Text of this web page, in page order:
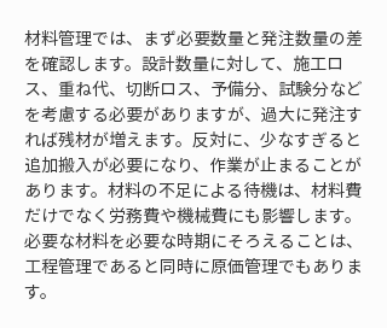
材料管理では、まず必要数量と発注数量の差
を確認します。設計数量に対して、施工ロ
ス、重ね代、切断ロス、予備分、試験分など
を考慮する必要がありますが、過大に発注す
れば残材が増えます。反対に、少なすぎると
追加搬入が必要になり、作業が止まることが
あります。材料の不足による待機は、材料費
だけでなく労務費や機械費にも影響します。
必要な材料を必要な時期にそろえることは、
工程管理であると同時に原価管理でもありま
す。